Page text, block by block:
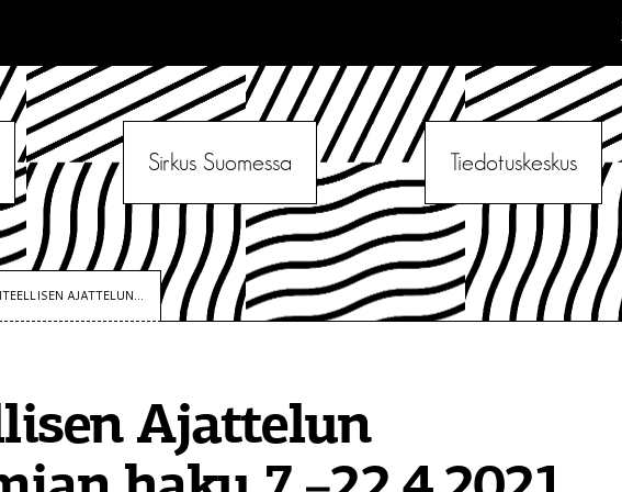
Sirkus Suomessa Tiedotuskeskus
AJATTELUN...
Ajattelun